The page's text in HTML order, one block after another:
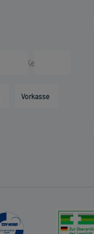
Vorkasse